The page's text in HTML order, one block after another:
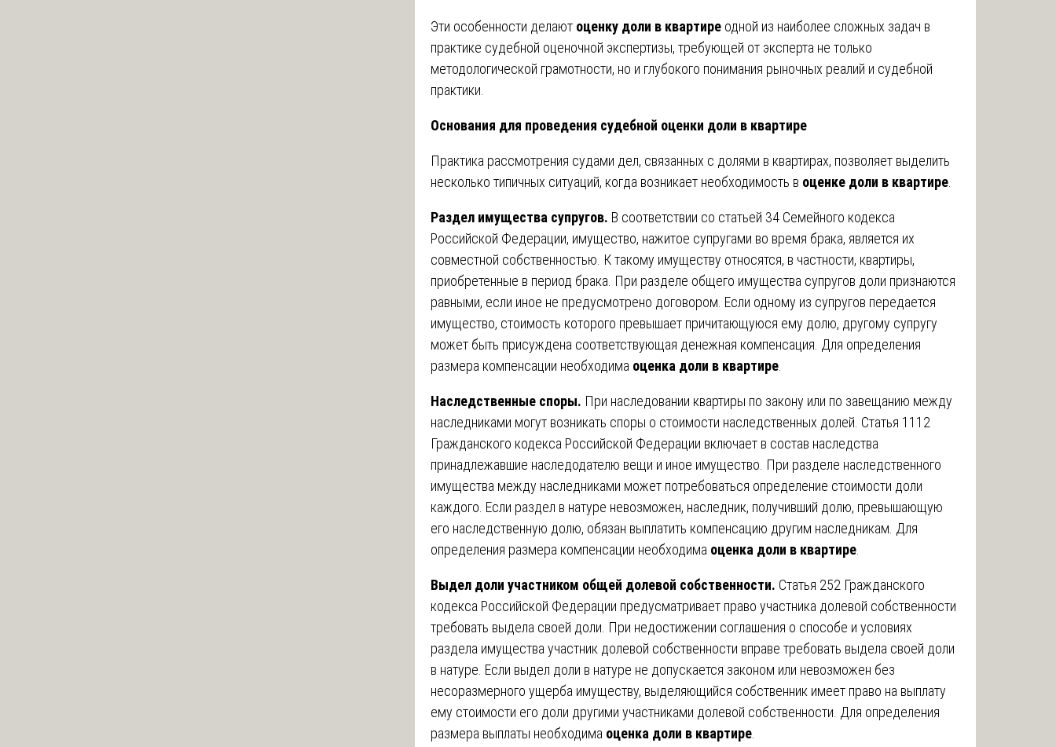
Эти особенности делают оценку доли в квартире одной из наиболее сложных задач в
практике судебной оценочной экспертизы, требующей от эксперта не только
методологической грамотности, но и глубокого понимания рыночных реалий и судебной
практики.
Основания для проведения судебной оценки доли в квартире
Практика рассмотрения судами дел, связанных с долями в квартирах, позволяет выделить
несколько типичных ситуаций, когда возникает необходимость в оценке доли в квартире
Раздел имущества супругов. В соответствии со статьей 34 Семейного кодекса
Российской Федерации, имущество, нажитое супругами во время брака, является их
совместной собственностью. К такому имуществу относятся, в частности, квартиры,
приобретенные в период брака. При разделе общего имущества супругов доли признаются
равными, если иное не предусмотрено договором. Если одному из супругов передается
имущество, стоимость которого превышает причитающуюся ему долю, другому супругу
может быть присуждена соответствующая денежная компенсация. Для определения
размера компенсации необходима оценка доли в квартире
Наследственные споры. При наследовании квартиры по закону или по завещанию между
наследниками могут возникать споры о стоимости наследственных долей. Статья 1112
Гражданского кодекса Российской Федерации включает в состав наследства
принадлежавшие наследодателю вещи и иное имущество. При разделе наследственного
имущества между наследниками может потребоваться определение стоимости доли
каждого. Если раздел в натуре невозможен, наследник, получивший долю, превышающую
его наследственную долю, обязан выплатить компенсацию другим наследникам. Для
определения размера компенсации необходима оценка доли в квартире
Выдел доли участником общей долевой собственности. Статья 252 Гражданского
кодекса Российской Федерации предусматривает право участника долевой собственности
требовать выдела своей доли. При недостижении соглашения о способе и условиях
раздела имущества участник долевой собственности вправе требовать выдела своей доли
в натуре. Если выдел доли в натуре не допускается законом или невозможен без
несоразмерного ущерба имуществу, выделяющийся собственник имеет право на выплату
ему стоимости его доли другими участниками долевой собственности. Для определения
размера выплаты необходима оценка доли в квартире